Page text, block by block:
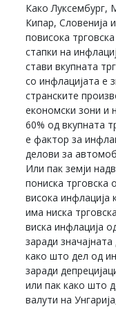
Како Луксембург,
Кипар, Словенија
повисока
стапки на
стави вкупната
со инфлацијата е
странските
економски зони и
60% од вкупната
е фактор за
делови за
Или пак земји
пониска
висока инфлација
има ниска
виска инфлација
заради
како што дел од
заради
или пак како што
валути на